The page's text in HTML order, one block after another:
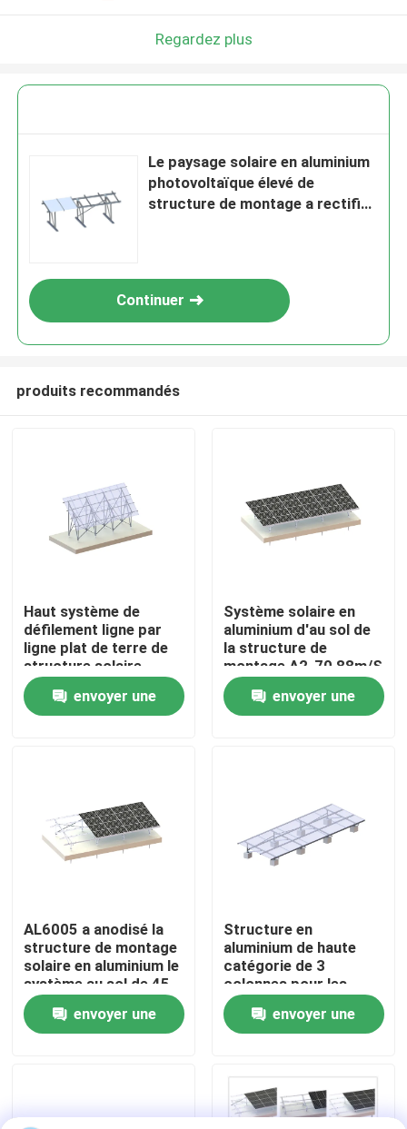
Maison
Produits
Vidéos
Au sujet de nous
Contrôle de qualité
Contactez-nous
picovolte solaire montant des systèmes
Regardez plus
Le paysage solaire en aluminium
photovoltaïque élevé de
structure de montage a rectifié
Continuer
produits recommandés
Haut système de
défilement ligne par
ligne plat de terre de
structure solaire
montée au sol
photovoltaïque en
aluminium
envoyer une
Système solaire en
aluminium d'au sol de
la structure de
montage A2-70 88m/S
envoyer une
AL6005 a anodisé la
structure de montage
solaire en aluminium le
système au sol de 45
degrés
envoyer une
Structure en
aluminium de haute
catégorie de 3
colonnes pour les
systèmes montés au
sol Frameless de
picovolte de panneaux
envoyer une